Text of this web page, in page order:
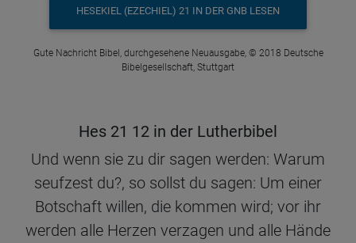
HESEKIEL (EZECHIEL) 21 IN DER GNB LESEN
Gute Nachricht Bibel, durchgesehene Neuausgabe, © 2018 Deutsche
Bibelgesellschaft, Stuttgart
Hes 21 12 in der Lutherbibel
Und wenn sie zu dir sagen werden: Warum
seufzest du?, so sollst du sagen: Um einer
Botschaft willen, die kommen wird; vor ihr
werden alle Herzen verzagen und alle Hände